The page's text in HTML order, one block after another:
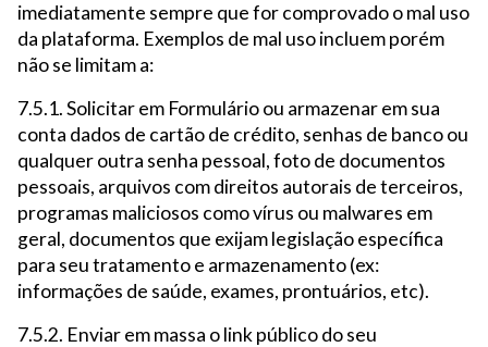
imediatamente sempre que for comprovado o mal uso
da plataforma. Exemplos de mal uso incluem porém
não se limitam a:
7.5.1. Solicitar em Formulário ou armazenar em sua
conta dados de cartão de crédito, senhas de banco ou
qualquer outra senha pessoal, foto de documentos
pessoais, arquivos com direitos autorais de terceiros,
programas maliciosos como vírus ou malwares em
geral, documentos que exijam legislação específica
para seu tratamento e armazenamento (ex:
informações de saúde, exames, prontuários, etc).
7.5.2. Enviar em massa o link público do seu